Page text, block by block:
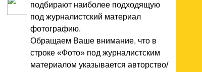
подбирают наиболее подходящую
под журналистский материал
фотографию.
Обращаем Ваше внимание, что в
строке «Фото» под журналистским
материалом указывается авторство/